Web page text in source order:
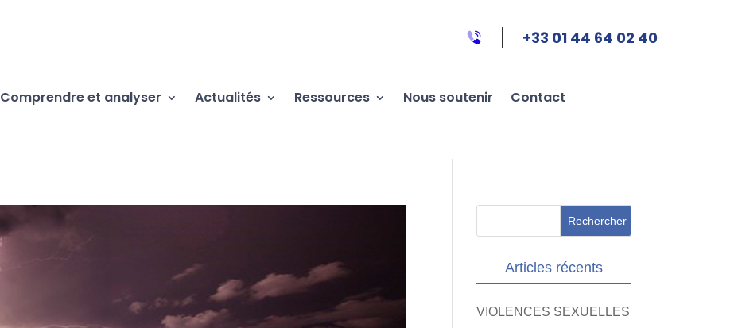
+33 01 44 64 02 40
Comprendre et analyser Actualités Ressources Nous soutenir Contact
Articles récents
VIOLENCES SEXUELLES